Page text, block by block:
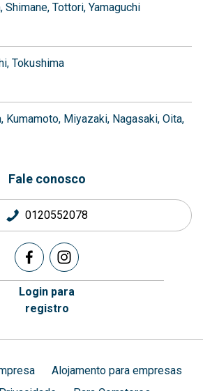
Shimane Tottori Yamaguchi
Tokushima
Kumamoto Miyazaki Nagasaki Oita
Fale conosco
0120552078
Login para
registro
Alojamento para empresas